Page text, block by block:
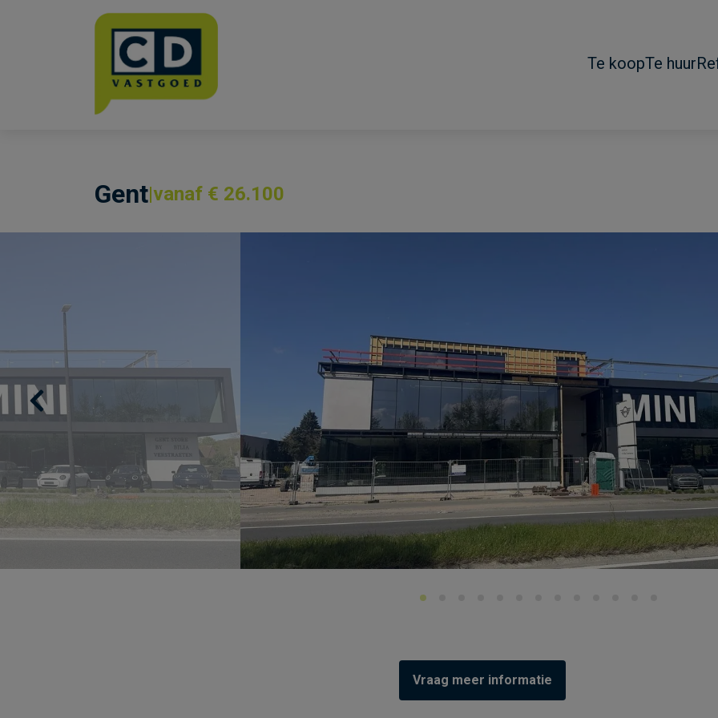
Menu overslaan en naar de inhoud gaan
Te koopTe huur
Gent vanaf € 26.100
Previous
Vraag meer informatie